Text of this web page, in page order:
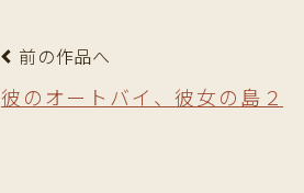
前の作品へ
彼のオートバイ、彼女の島２